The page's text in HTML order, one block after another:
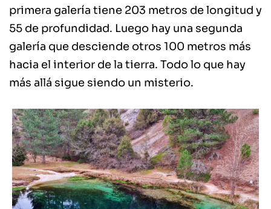
primera galería tiene 203 metros de longitud y
55 de profundidad. Luego hay una segunda
galería que desciende otros 100 metros más
hacia el interior de la tierra. Todo lo que hay
más allá sigue siendo un misterio.